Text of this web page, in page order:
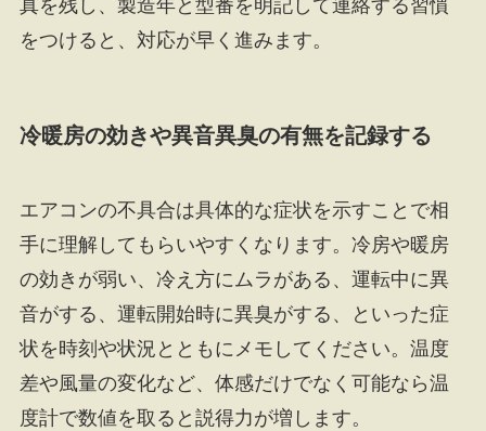
真を残し、製造年と型番を明記して連絡する習慣
をつけると、対応が早く進みます。
冷暖房の効きや異音異臭の有無を記録する
エアコンの不具合は具体的な症状を示すことで相
手に理解してもらいやすくなります。冷房や暖房
の効きが弱い、冷え方にムラがある、運転中に異
音がする、運転開始時に異臭がする、といった症
状を時刻や状況とともにメモしてください。温度
差や風量の変化など、体感だけでなく可能なら温
度計で数値を取ると説得力が増します。